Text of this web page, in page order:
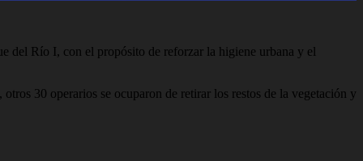
del Río I, con el propósito de reforzar la higiene urbana y el
30 operarios se ocuparon de retirar los restos de la vegetación y